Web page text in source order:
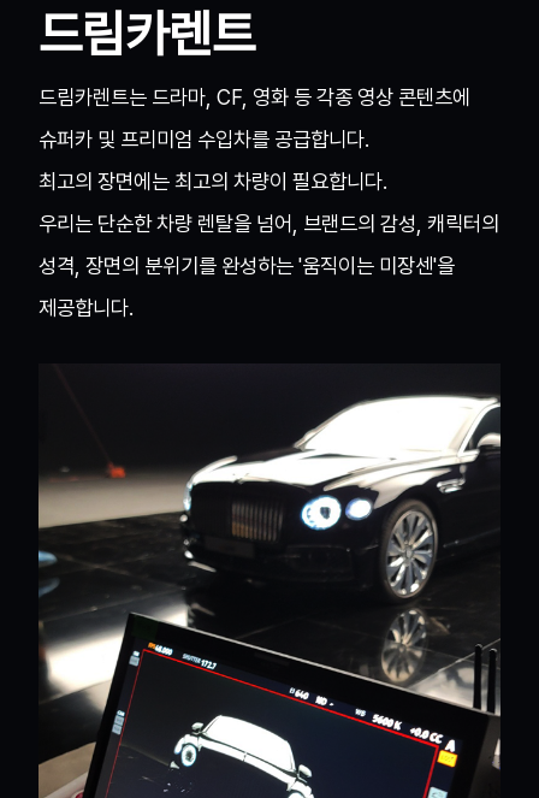
드림카렌트
드림카렌트는 드라마, CF, 영화 등 각종 영상 콘텐츠에
슈퍼카 및 프리미엄 수입차를 공급합니다.
최고의 장면에는 최고의 차량이 필요합니다.
우리는 단순한 차량 렌탈을 넘어, 브랜드의 감성, 캐릭터의
성격, 장면의 분위기를 완성하는 '움직이는 미장센'을
제공합니다.